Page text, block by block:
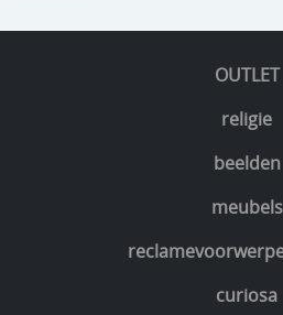
OUTLET
religie
beelden
meubels
curiosa